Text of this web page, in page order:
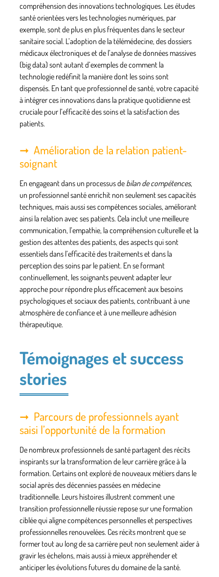
compréhension des innovations technologiques. Lesétudes
santéorientées vers les technologies numériques, par
exemple, sont de plus en plus fréquentes dans lesecteur
sanitaire social. L’adoption de la télémédecine, des dossiers
médicaux électroniques et de l’analyse de données massives
(big data) sont autant d’exemples de comment la
technologie redéfinit la manière dont les soins sont
dispensés. En tant que professionnel de santé, votre capacité
à intégrer ces innovations dans la pratique quotidienne est
cruciale pour l’efficacité des soins et la satisfaction des
patients.
Amélioration de la relation patient-
soignant
En engageant dans un processus de bilan de compétences,
un professionnel santéenrichit non seulement ses capacités
techniques, mais aussi sescompétences sociales, améliorant
ainsi la relation avec ses patients. Cela inclut une meilleure
communication, l’empathie, la compréhension culturelle et la
gestion des attentes des patients, des aspects qui sont
essentiels dans l’efficacité des traitements et dans la
perception des soins par le patient. En se formant
continuellement, les soignants peuvent adapter leur
approche pour répondre plus efficacement aux besoins
psychologiques et sociaux des patients, contribuant à une
atmosphère de confiance et à une meilleure adhésion
thérapeutique.
Témoignages et success
stories
Parcours de professionnels ayant
saisi l’opportunité de la formation
De nombreux professionnels de santé partagent des récits
inspirants sur la transformation de leur carrière grâce à la
formation. Certains ont exploré de nouveaux métiers dans le
socialaprès des décennies passées en médecine
traditionnelle. Leurs histoires illustrent comment une
transition professionnelle réussie repose sur une formation
ciblée qui aligne compétences personnelles et perspectives
professionnelles renouvelées. Ces récits montrent que se
former tout au long de sa carrière peut non seulement aider à
gravir les échelons, mais aussi à mieux appréhender et
anticiper les évolutions futures du domaine de la santé.